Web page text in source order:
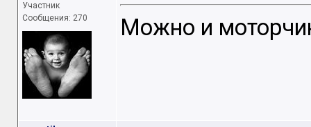
Участник
Сообщения: 270
Можно и